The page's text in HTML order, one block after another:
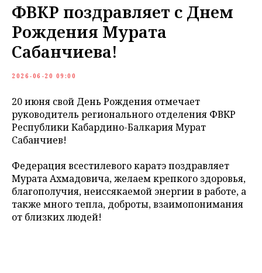
ФВКР поздравляет с Днем
Рождения Мурата
Сабанчиева!
2026-06-20 09:00
20 июня свой День Рождения отмечает
руководитель регионального отделения ФВКР
Республики Кабардино-Балкария Мурат
Сабанчиев!
Федерация всестилевого каратэ поздравляет
Мурата Ахмадовича, желаем крепкого здоровья,
благополучия, неиссякаемой энергии в работе, а
также много тепла, доброты, взаимопонимания
от близких людей!